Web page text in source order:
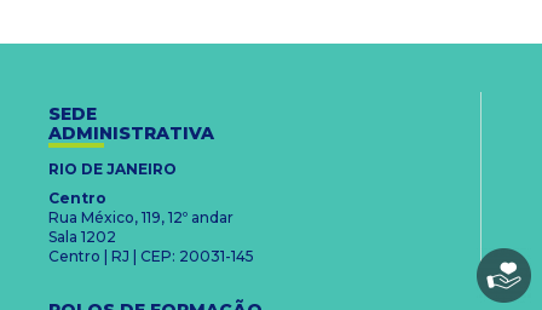
SEDE
ADMINISTRATIVA
RIO DE JANEIRO
Centro
Rua México, 119, 12º andar
Sala 1202
Centro | RJ | CEP: 20031-145